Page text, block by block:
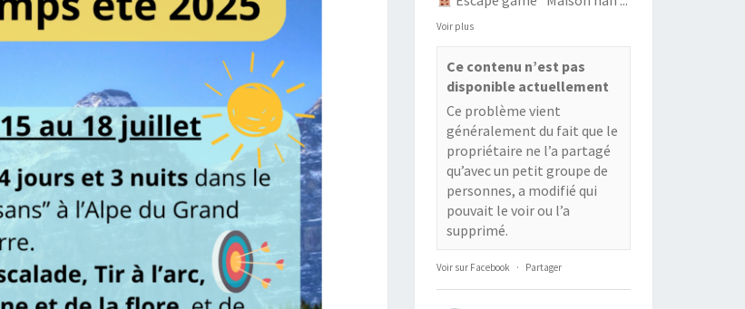
Voir plus
Ce contenu n’est pas
disponible actuellement
Ce problème vient
généralement du fait que le
propriétaire ne l’a partagé
qu’avec un petit groupe de
personnes, a modifié qui
pouvait le voir ou l’a
supprimé.
Voir sur Facebook · Partager